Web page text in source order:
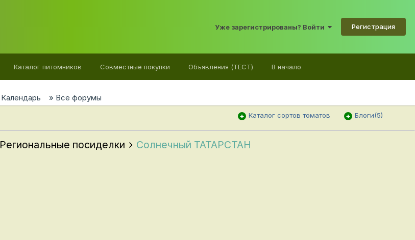
Уже зарегистрированы? Войти Регистрация
Календарь Все форумы
Каталог питомников Cовместные покупки Объявления (ТЕСТ) В начало
Каталог сортов томатов Блоги(5)
Региональные посиделки Солнечный ТАТАРСТАН